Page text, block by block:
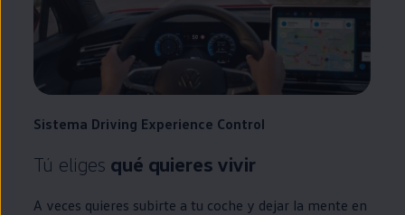
Sistema Driving Experience Control
Tú eliges qué quieres vivir
A veces quieres subirte a tu coche y dejar la mente en